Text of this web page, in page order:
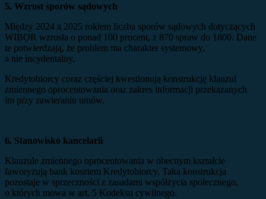
5. Wzrost sporów sądowych
Między 2024 a 2025 rokiem liczba sporów sądowych dotyczących
WIBOR wzrosła o ponad 100 procent, z 870 spraw do 1800. Dane
te potwierdzają, że problem ma charakter systemowy,
a nie incydentalny.
Kredytobiorcy coraz częściej kwestionują konstrukcję klauzul
zmiennego oprocentowania oraz zakres informacji przekazanych
im przy zawieraniu umów.
6. Stanowisko kancelarii
Klauzule zmiennego oprocentowania w obecnym kształcie
faworyzują bank kosztem Kredytobiorcy. Taka konstrukcja
pozostaje w sprzeczności z zasadami współżycia społecznego,
o których mowa w art. 5 Kodeksu cywilnego.